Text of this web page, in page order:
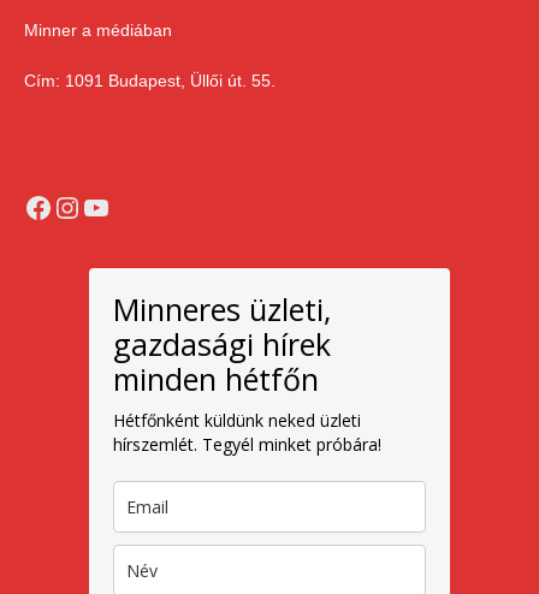
Minner a médiában
Cím: 1091 Budapest, Üllői út. 55.
Facebook
Instagram
YouTube
Minneres üzleti,
gazdasági hírek
minden hétfőn
Hétfőnként küldünk neked üzleti
hírszemlét. Tegyél minket próbára!